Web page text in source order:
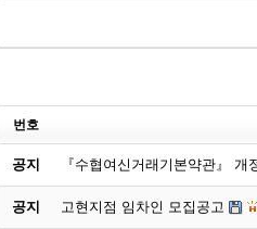
번호
공지 『수협여신거래기본약관』 개
공지 고현지점 임차인 모집공고